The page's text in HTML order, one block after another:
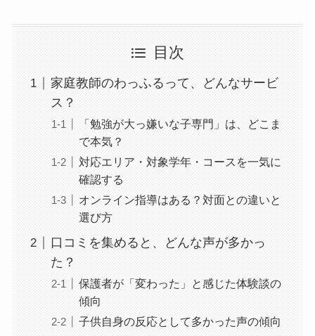
目次
家庭教師のわっふるって、どんなサービ
ス？
「勉強が大っ嫌いな子専門」は、どこま
で本気？
対応エリア・対象学年・コースを一気に
確認する
オンライン指導はある？対面との違いと
選び方
口コミを集めると、どんな声が多かっ
た？
保護者が「変わった」と感じた体験談の
傾向
子供自身の反応として多かった声の傾向